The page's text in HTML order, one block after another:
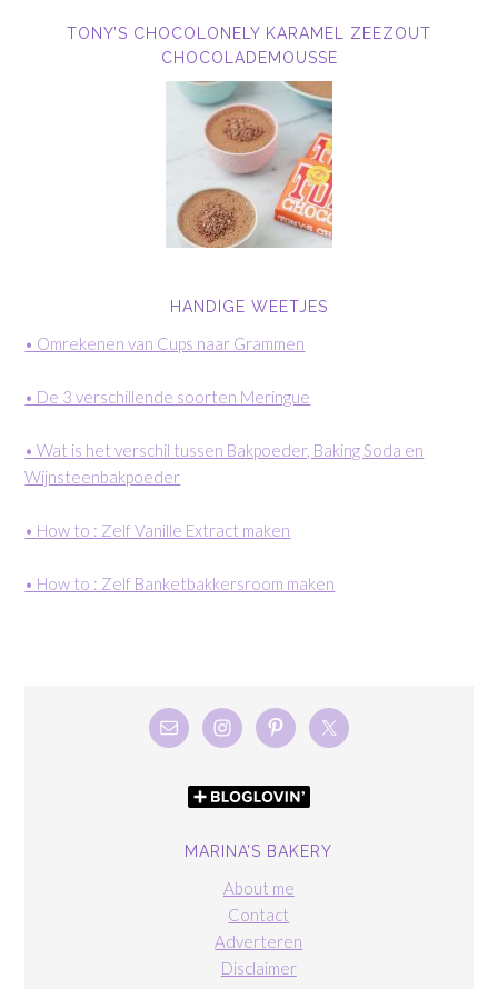
TONY’S CHOCOLONELY KARAMEL ZEEZOUT
CHOCOLADEMOUSSE
HANDIGE WEETJES
• Omrekenen van Cups naar Grammen
• De 3 verschillende soorten Meringue
• Wat is het verschil tussen Bakpoeder, Baking Soda en
Wijnsteenbakpoeder
• How to : Zelf Vanille Extract maken
• How to : Zelf Banketbakkersroom maken
MARINA’S BAKERY
About me
Contact
Adverteren
Disclaimer